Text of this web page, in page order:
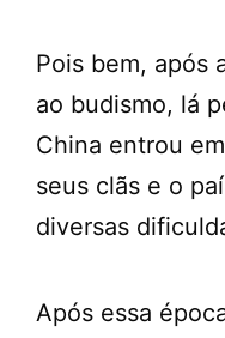
Pois bem, após
ao budismo, lá
China entrou
seus clãs e o
diversas
Após essa